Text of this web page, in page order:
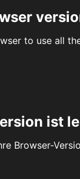
to use all
ist
Browser-